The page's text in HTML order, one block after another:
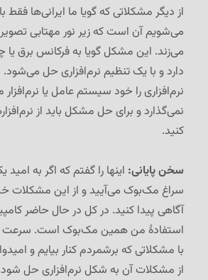
از دیگر مشکلاتی که گویا ما ایرانی‌ها فقط
می‌شویم آن است که زیر نور مهتابی تصویر
می‌زند. این مشکل گویا به فرکانس برق
دارد و با یک تنظیم نرم‌افزاری حل
نرم‌افزاری را خود سیستم عامل یا
نمی‌گذارد و برای حل مشکل باید از
کنید.
سخن پایانی: اینها را گفتم که اگر به
سراغ مک‌بوک می‌آیید و از این مشکلات خبر
آگاهی پیدا کنید. در کل در حال حاضر
استفادهٔ من همین مک‌بوک است. سرعت
با مشکلاتی که برشمردم کنار بیایم و
از مشکلات آن به شکل نرم‌افزاری حل